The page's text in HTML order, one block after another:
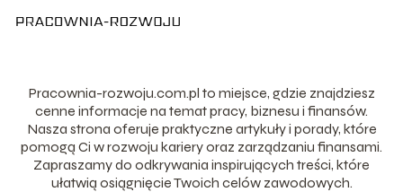
Pracownia-rozwoju.com.pl to miejsce, gdzie znajdziesz
cenne informacje na temat pracy, biznesu i finansów.
Nasza strona oferuje praktyczne artykuły i porady, które
pomogą Ci w rozwoju kariery oraz zarządzaniu finansami.
Zapraszamy do odkrywania inspirujących treści, które
ułatwią osiągnięcie Twoich celów zawodowych.